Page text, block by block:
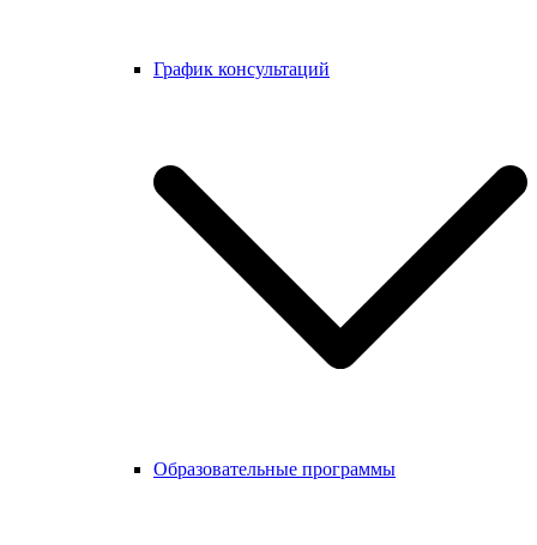
График консультаций
Образовательные программы